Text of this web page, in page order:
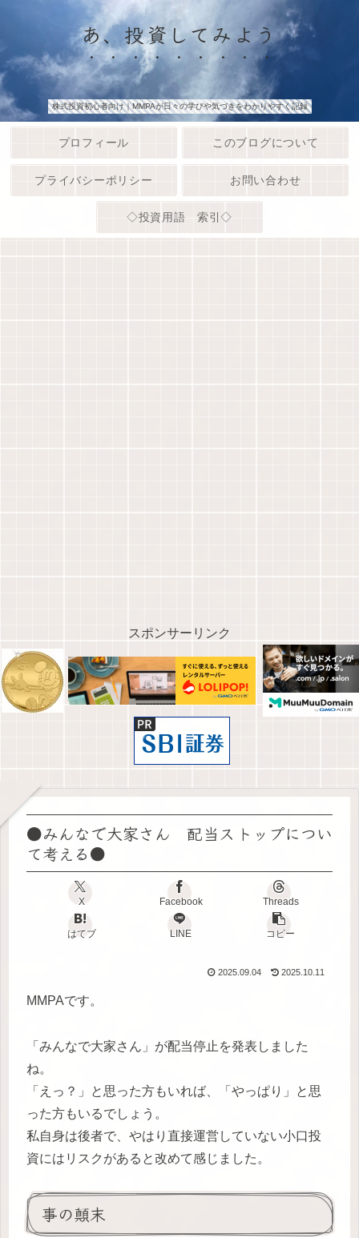
あ、投資してみよう
株式投資初心者向け｜MMPAが日々の学びや気づきをわかりやすく記録
プロフィール このブログについて
プライバシーポリシー お問い合わせ
◇投資用語 索引◇
スポンサーリンク
●みんなで大家さん 配当ストップについ
て考える●
X Facebook Threads
はてブ LINE コピー
2025.09.04 2025.10.11
MMPAです。
「みんなで大家さん」が配当停止を発表しました
ね。
「えっ？」と思った方もいれば、「やっぱり」と思
った方もいるでしょう。
私自身は後者で、やはり直接運営していない小口投
資にはリスクがあると改めて感じました。
事の顛末